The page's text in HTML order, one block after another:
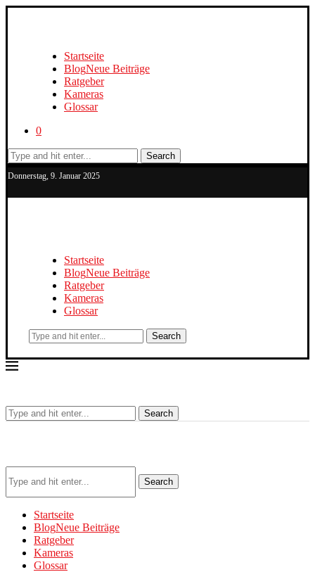
Startseite
BlogNeue Beiträge
Ratgeber
Kameras
Glossar
0
Search
Donnerstag, 9. Januar 2025
Startseite
BlogNeue Beiträge
Ratgeber
Kameras
Glossar
Search
Search
Search
Startseite
BlogNeue Beiträge
Ratgeber
Kameras
Glossar